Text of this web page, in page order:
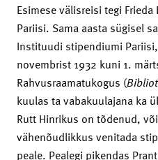
Esimese välisreisi tegi
Pariisi. Sama aasta sügisel
Instituudi stipendiumi
novembrist 1932 kuni 1.
Rahvusraamatukogus (
kuulas ta vabakuulajana ka
Rutt Hinrikus on tõdenud,
vähenõudlikkus venitada
peale. Pealegi pikendas